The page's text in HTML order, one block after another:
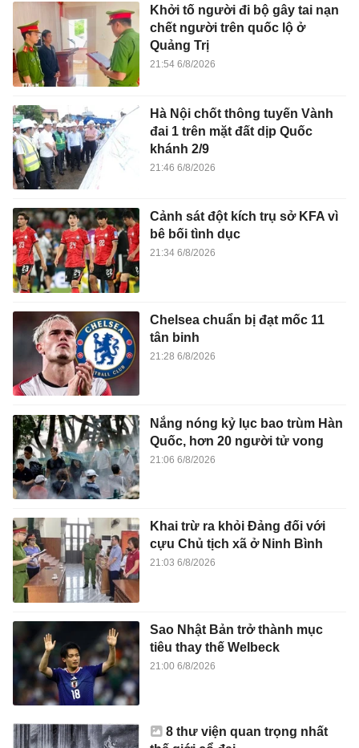
Khởi tố người đi bộ gây tai nạn
chết người trên quốc lộ ở
Quảng Trị
21:54 6/8/2026
Hà Nội chốt thông tuyến Vành
đai 1 trên mặt đất dịp Quốc
khánh 2/9
21:46 6/8/2026
Cảnh sát đột kích trụ sở KFA vì
bê bối tình dục
21:34 6/8/2026
Chelsea chuẩn bị đạt mốc 11
tân binh
21:28 6/8/2026
Nắng nóng kỷ lục bao trùm Hàn
Quốc, hơn 20 người tử vong
21:06 6/8/2026
Khai trừ ra khỏi Đảng đối với
cựu Chủ tịch xã ở Ninh Bình
21:03 6/8/2026
Sao Nhật Bản trở thành mục
tiêu thay thế Welbeck
21:00 6/8/2026
8 thư viện quan trọng nhất